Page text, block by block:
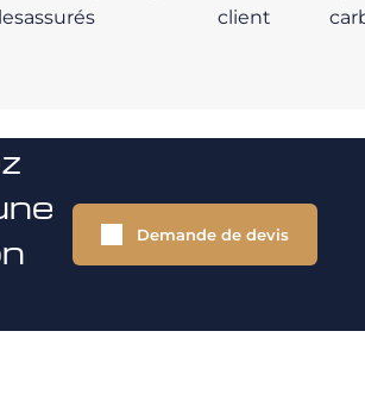
assurés
client
Demande de devis